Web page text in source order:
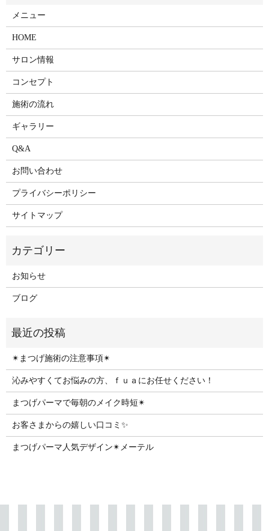
メニュー
HOME
サロン情報
コンセプト
施術の流れ
ギャラリー
Q&A
お問い合わせ
プライバシーポリシー
サイトマップ
お知らせ
ブログ
✴︎まつげ施術の注意事項✴︎
沁みやすくてお悩みの方、ｆｕａにお任せください！
まつげパーマで毎朝のメイク時短✴︎
お客さまからの嬉しい口コミ✨
まつげパーマ人気デザイン✴︎メーテル